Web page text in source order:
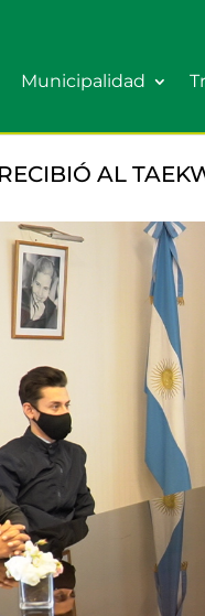
Municipalidad
AL